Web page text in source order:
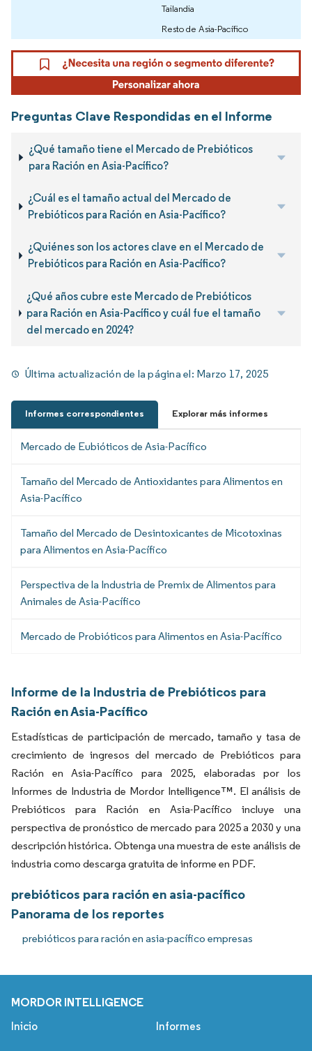
Tailandia
Resto de Asia-Pacífico
Preguntas Clave Respondidas en el Informe
¿Qué tamaño tiene el Mercado de Prebióticos
para Ración en Asia-Pacífico?
¿Cuál es el tamaño actual del Mercado de
Prebióticos para Ración en Asia-Pacífico?
¿Quiénes son los actores clave en el Mercado de
Prebióticos para Ración en Asia-Pacífico?
¿Qué años cubre este Mercado de Prebióticos
para Ración en Asia-Pacífico y cuál fue el tamaño
del mercado en 2024?
Última actualización de la página el: Marzo 17, 2025
Informes correspondientes Explorar más informes
Mercado de Eubióticos de Asia-Pacífico
Tamaño del Mercado de Antioxidantes para Alimentos en
Asia-Pacífico
Tamaño del Mercado de Desintoxicantes de Micotoxinas
para Alimentos en Asia-Pacífico
Perspectiva de la Industria de Premix de Alimentos para
Animales de Asia-Pacífico
Mercado de Probióticos para Alimentos en Asia-Pacífico
Informe de la Industria de Prebióticos para
Ración en Asia-Pacífico
Estadísticas de participación de mercado, tamaño y tasa de
crecimiento de ingresos del mercado de Prebióticos para
Ración en Asia-Pacífico para 2025, elaboradas por los
Informes de Industria de Mordor Intelligence™. El análisis de
Prebióticos para Ración en Asia-Pacífico incluye una
perspectiva de pronóstico de mercado para 2025 a 2030 y una
descripción histórica. Obtenga una muestra de este análisis de
industria como descarga gratuita de informe en PDF.
prebióticos para ración en asia-pacífico
Panorama de los reportes
prebióticos para ración en asia-pacífico empresas
MORDOR INTELLIGENCE
Inicio Informes